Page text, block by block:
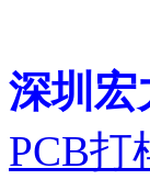
深圳宏
PCB